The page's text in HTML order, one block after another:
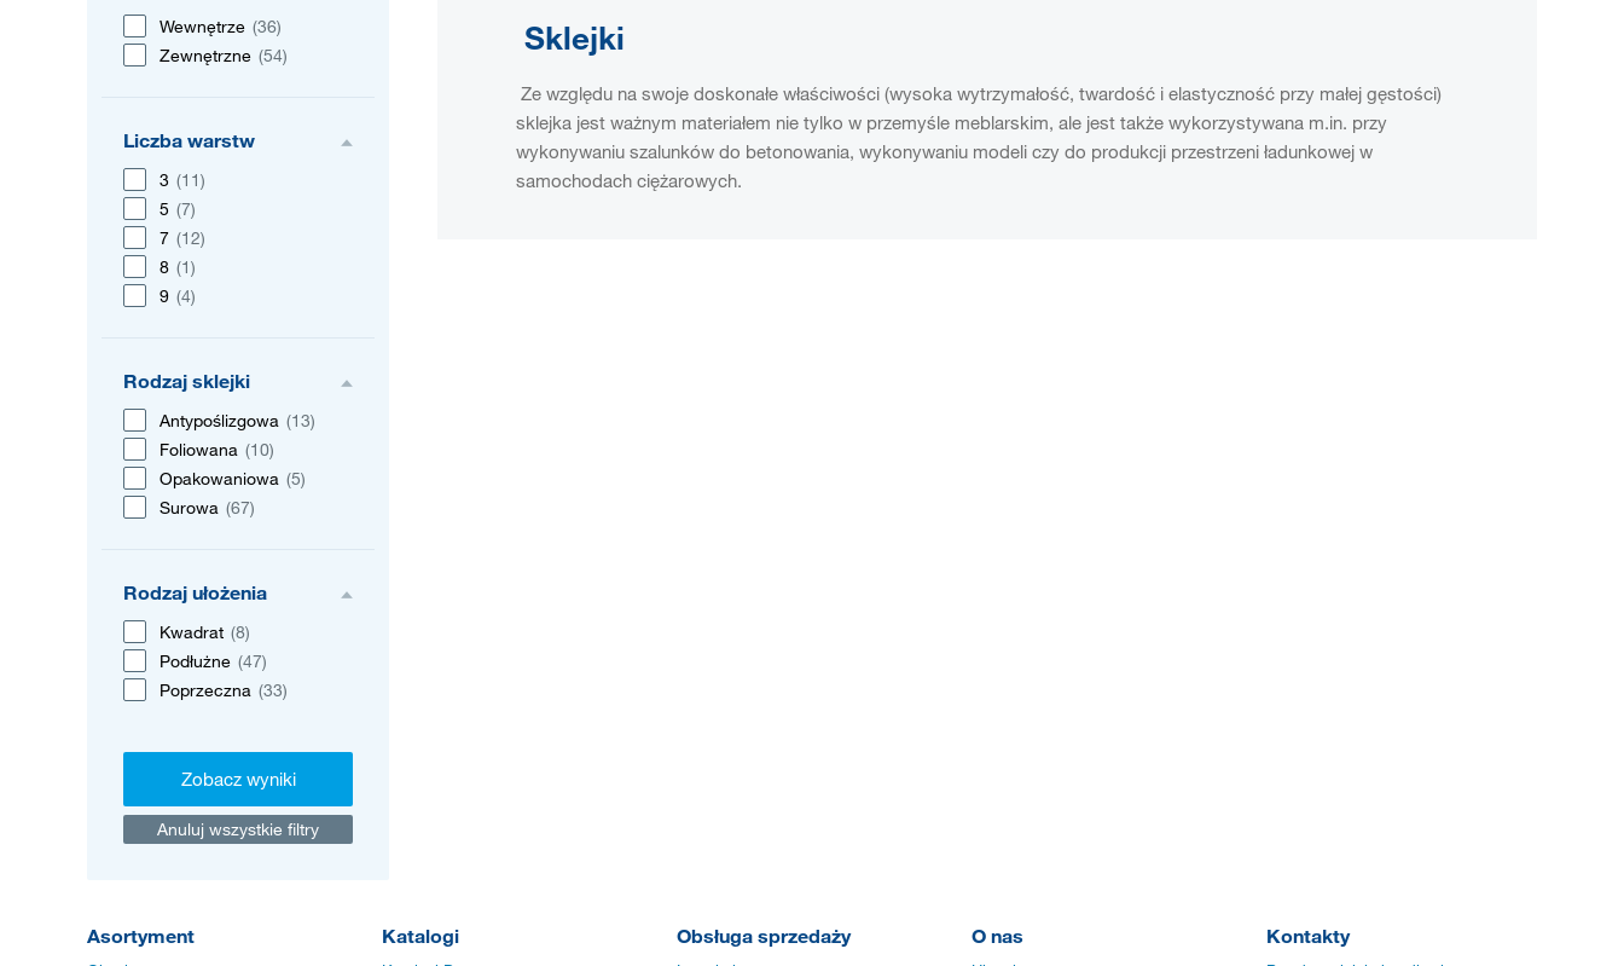
Wewnętrze (36)
Zewnętrzne (54)
Liczba warstw
3 (11)
5 (7)
7 (12)
8 (1)
9 (4)
Rodzaj sklejki
Antypoślizgowa (13)
Foliowana (10)
Opakowaniowa (5)
Surowa (67)
Rodzaj ułożenia
Kwadrat (8)
Podłużne (47)
Poprzeczna (33)
Zobacz wyniki
Anuluj wszystkie filtry
Sklejki
Ze względu na swoje doskonałe właściwości (wysoka wytrzymałość, twardość i elastyczność przy małej gęstości)
sklejka jest ważnym materiałem nie tylko w przemyśle meblarskim, ale jest także wykorzystywana m.in. przy
wykonywaniu szalunków do betonowania, wykonywaniu modeli czy do produkcji przestrzeni ładunkowej w
samochodach ciężarowych.
Asortyment Katalogi Obsługa sprzedaży O nas Kontakty